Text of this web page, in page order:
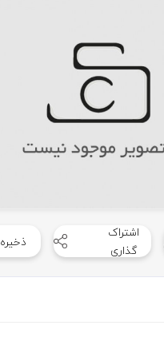
اشتراک
گذاری
ذخیره